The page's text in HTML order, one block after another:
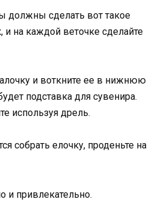
должны сделать вот такое
и на каждой веточке сделайте
и воткните ее в нижнюю
подставка для сувенира.
используя дрель.
собрать елочку, проденьте на
и привлекательно.